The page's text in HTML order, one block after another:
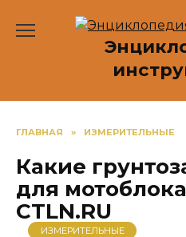
ГЛАВНАЯ » ИЗМЕРИТЕЛЬНЫЕ
Какие
для
CTLN.RU
ИЗМЕРИТЕЛЬНЫЕ